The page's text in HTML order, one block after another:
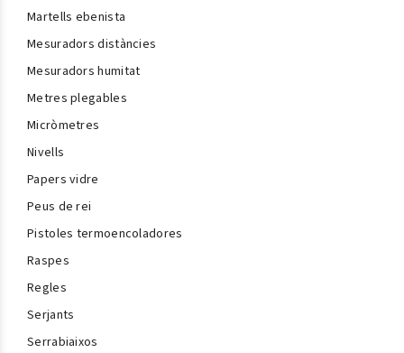
Martells ebenista
Mesuradors distàncies
Mesuradors humitat
Metres plegables
Micròmetres
Nivells
Papers vidre
Peus de rei
Pistoles termoencoladores
Raspes
Regles
Serjants
Serrabiaixos